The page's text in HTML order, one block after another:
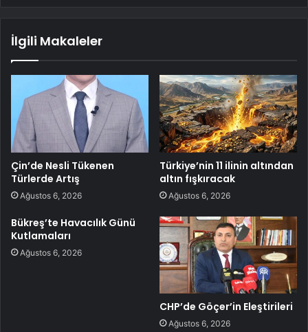
İlgili Makaleler
Çin’de Nesli Tükenen
Türlerde Artış
Ağustos 6, 2026
Türkiye’nin 11 ilinin altından
altın fışkıracak
Ağustos 6, 2026
Bükreş’te Havacılık Günü
Kutlamaları
Ağustos 6, 2026
CHP’de Göçer’in Eleştirileri
Ağustos 6, 2026